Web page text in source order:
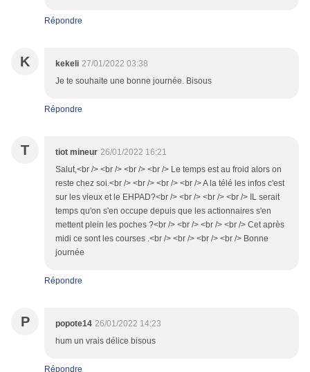
Répondre
K kekeli 27/01/2022 03:38
Je te souhaite une bonne journée. Bisous
Répondre
T tiot mineur 26/01/2022 16:21
Salut,<br /> <br /> <br /> <br /> Le temps est au froid alors on
reste chez soi.<br /> <br /> <br /> <br /> A la télé les infos c'est
sur les vieux et le EHPAD?<br /> <br /> <br /> <br /> IL serait
temps qu'on s'en occupe depuis que les actionnaires s'en
mettent plein les poches ?<br /> <br /> <br /> <br /> Cet après
midi ce sont les courses .<br /> <br /> <br /> <br /> Bonne
journée
Répondre
P popote14 26/01/2022 14:23
hum un vrais délice bisous
Répondre